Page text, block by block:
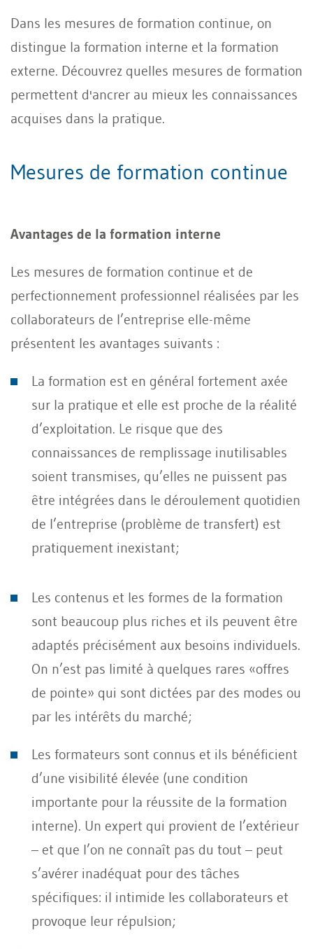
Dans les mesures de formation continue, on
distingue la formation interne et la formation
externe. Découvrez quelles mesures de formation
permettent d'ancrer au mieux les connaissances
acquises dans la pratique.
Mesures de formation continue
Avantages de la formation interne
Les mesures de formation continue et de
perfectionnement professionnel réalisées par les
collaborateurs de l’entreprise elle-même
présentent les avantages suivants :
La formation est en général fortement axée
sur la pratique et elle est proche de la réalité
d’exploitation. Le risque que des
connaissances de remplissage inutilisables
soient transmises, qu’elles ne puissent pas
être intégrées dans le déroulement quotidien
de l’entreprise (problème de transfert) est
pratiquement inexistant;
Les contenus et les formes de la formation
sont beaucoup plus riches et ils peuvent être
adaptés précisément aux besoins individuels.
On n’est pas limité à quelques rares «offres
de pointe» qui sont dictées par des modes ou
par les intérêts du marché;
Les formateurs sont connus et ils bénéficient
d’une visibilité élevée (une condition
importante pour la réussite de la formation
interne). Un expert qui provient de l’extérieur
– et que l’on ne connaît pas du tout – peut
s’avérer inadéquat pour des tâches
spécifiques: il intimide les collaborateurs et
provoque leur répulsion;